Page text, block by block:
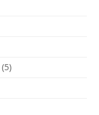
(5)